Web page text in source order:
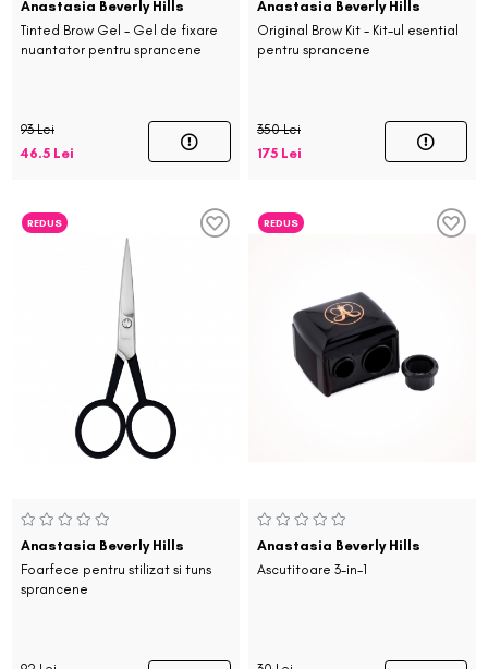
Anastasia Beverly Hills
Tinted Brow Gel - Gel de fixare
nuantator pentru sprancene
93 Lei
46.5 Lei
Anastasia Beverly Hills
Original Brow Kit - Kit-ul esential
pentru sprancene
350 Lei
175 Lei
REDUS
Anastasia Beverly Hills
Foarfece pentru stilizat si tuns
sprancene
REDUS
Anastasia Beverly Hills
Ascutitoare 3-in-1